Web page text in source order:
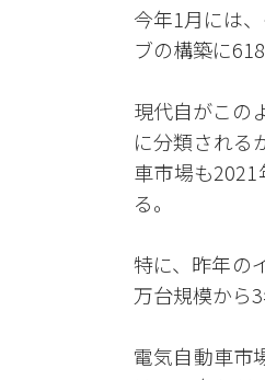
今年1月には
ブの構築に
現代自がこの
に分類される
車市場も
る。
特に、昨年の
万台規模から
電気自動車市